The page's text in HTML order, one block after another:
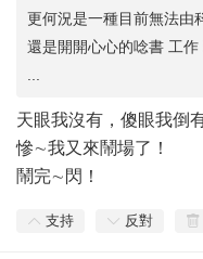
更何況是一種目前無法由
還是開開心心的唸書 工
天眼我沒有，傻眼我倒
慘∼我又來鬧場了！
鬧完∼閃！
支持 反對